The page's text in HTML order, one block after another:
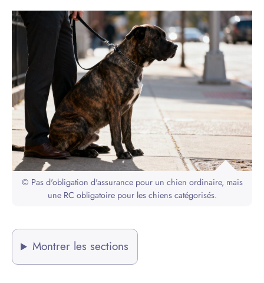
© Pas d'obligation d'assurance pour un chien ordinaire, mais
une RC obligatoire pour les chiens catégorisés.
Montrer les sections